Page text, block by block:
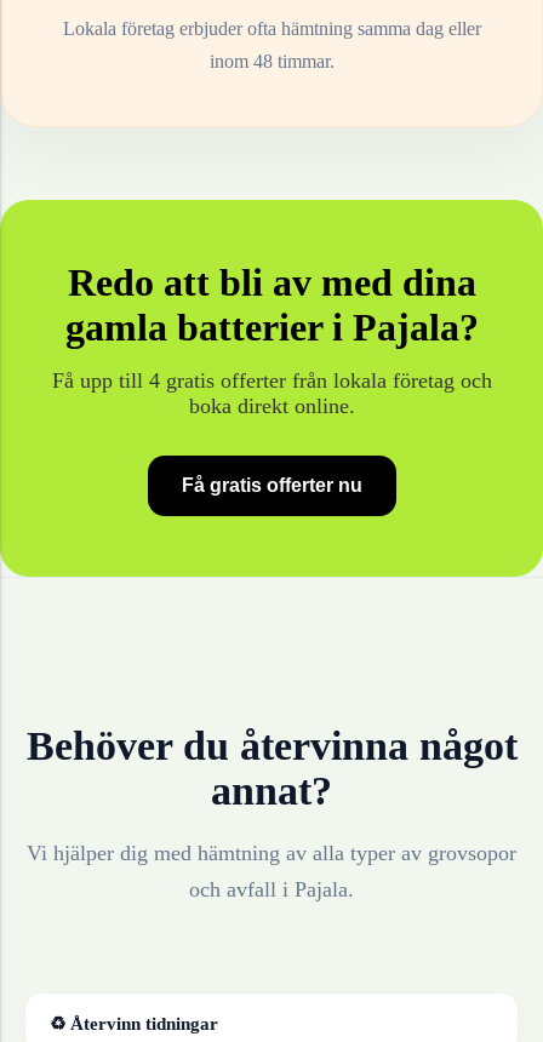
Lokala företag erbjuder ofta hämtning samma dag eller
inom 48 timmar.
Redo att bli av med dina
gamla batterieri Pajala?
Få upp till 4 gratis offerter från lokala företag och
boka direkt online.
Få gratis offerter nu
Behöver du återvinna något
annat?
Vi hjälper dig med hämtning av alla typer av grovsopor
och avfall i Pajala.
♻ Återvinn tidningar